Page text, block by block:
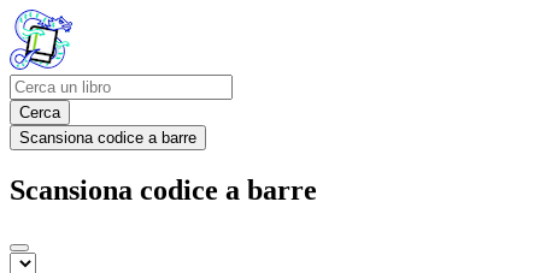
Cerca
Scansiona codice a barre
Scansiona codice a barre